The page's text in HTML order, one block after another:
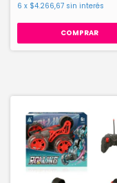
6 x $4.266,67 sin interés
COMPRAR